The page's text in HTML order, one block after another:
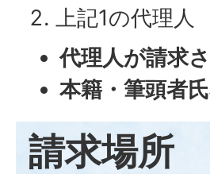
上記1の代理人
代理人が請求
本籍・筆頭者
請求場所